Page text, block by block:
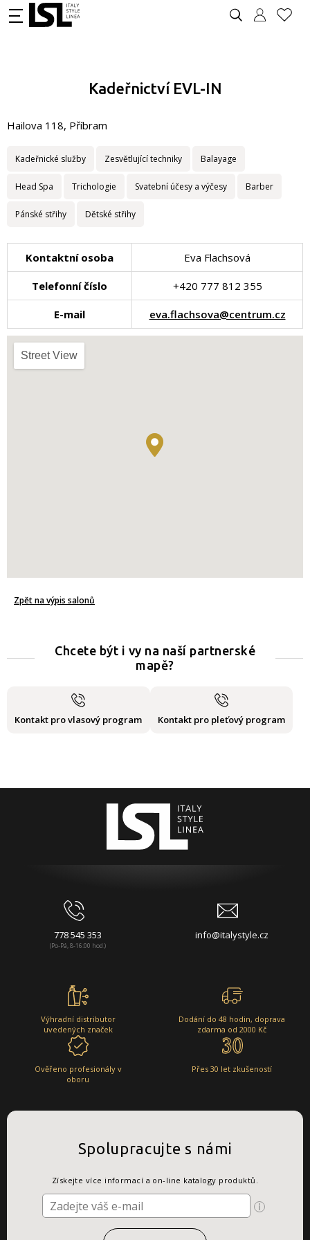
Kadeřnictví EVL-IN
Hailova 118, Příbram
Kadeřnické služby Zesvětlující techniky Balayage
Head Spa Trichologie Svatební účesy a výčesy Barber
Pánské střihy Dětské střihy
Kontaktní osoba Eva Flachsová
Telefonní číslo +420 777 812 355
E-mail eva.flachsova@centrum.cz
Street View
Zpět na výpis salonů
Chcete být i vy na naší partnerské
mapě?
Kontakt pro vlasový program Kontakt pro pleťový program
778 545 353
(Po-Pá, 8-16:00 hod.)
info@italystyle.cz
Výhradní distributor
uvedených značek
Dodání do 48 hodin, doprava
zdarma od 2000 Kč
Ověřeno profesionály v
oboru
Přes 30 let zkušeností
Spolupracujte s námi
Získejte více informací a on-line katalogy produktů.